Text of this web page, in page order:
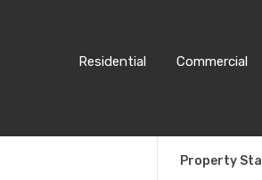
Residential Commercial
Property